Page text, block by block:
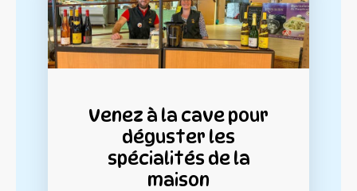
Venez à la cave pour
déguster les
spécialités de la
maison